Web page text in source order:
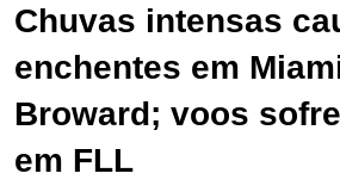
Chuvas intensas
enchentes em
Broward; voos
em FLL